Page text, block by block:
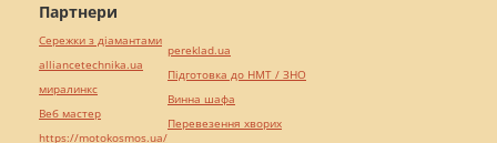
Партнери
Сережки з діамантами
alliancetechnika.ua
миралинкс
Веб мастер
https://motokosmos.ua/
pereklad.ua
Підготовка до НМТ / ЗНО
Винна шафа
Перевезення хворих